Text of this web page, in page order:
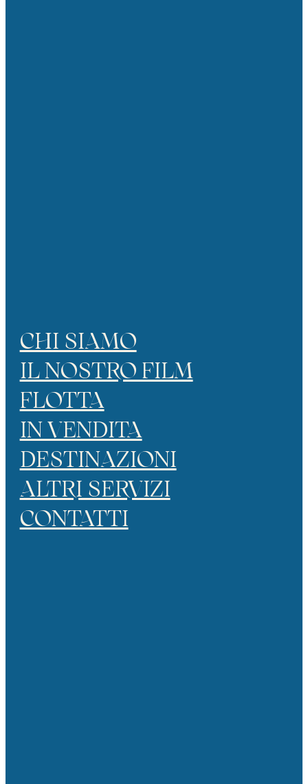
CHI SIAMO
IL NOSTRO FILM
FLOTTA
IN VENDITA
DESTINAZIONI
ALTRI SERVIZI
CONTATTI